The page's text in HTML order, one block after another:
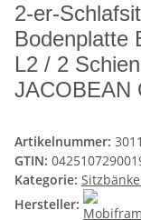
2-er-
Bodenplatte
L2 / 2
JACOBEAN
Artikelnummer:
GTIN:
Kategorie:
Hersteller: